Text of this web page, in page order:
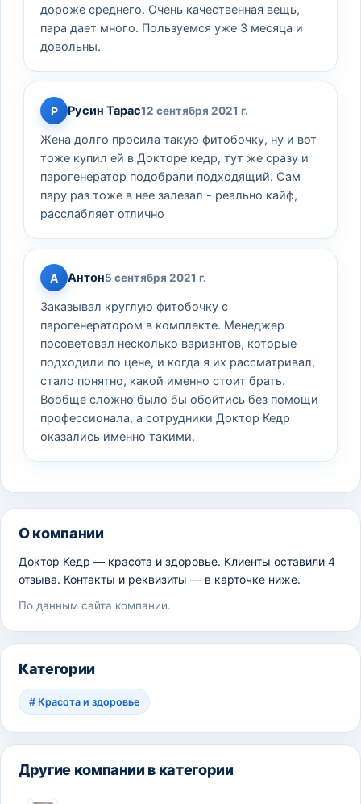
дороже среднего. Очень качественная вещь,
пара дает много. Пользуемся уже 3 месяца и
довольны.
Р Русин Тарас12 сентября 2021 г.
Жена долго просила такую фитобочку, ну и вот
тоже купил ей в Докторе кедр, тут же сразу и
парогенератор подобрали подходящий. Сам
пару раз тоже в нее залезал - реально кайф,
расслабляет отлично
А Антон5 сентября 2021 г.
Заказывал круглую фитобочку с
парогенератором в комплекте. Менеджер
посоветовал несколько вариантов, которые
подходили по цене, и когда я их рассматривал,
стало понятно, какой именно стоит брать.
Вообще сложно было бы обойтись без помощи
профессионала, а сотрудники Доктор Кедр
оказались именно такими.
О компании
Доктор Кедр — красота и здоровье. Клиенты оставили 4
отзыва. Контакты и реквизиты — в карточке ниже.
По данным сайта компании.
Категории
# Красота и здоровье
Другие компании в категории